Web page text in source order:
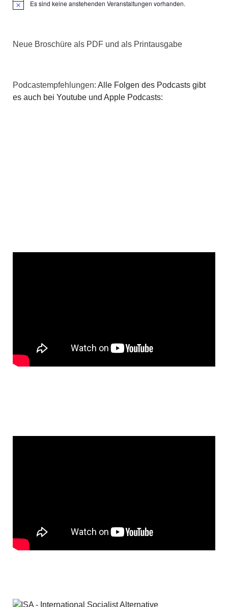
v
g
t
HinweisEs sind keine anstehenden Veranstaltungen vorhanden.
Neue Broschüre als PDF und als Printausgabe
Podcastempfehlungen: Alle Folgen des Podcasts gibt
es auch bei Youtube und Apple Podcasts: